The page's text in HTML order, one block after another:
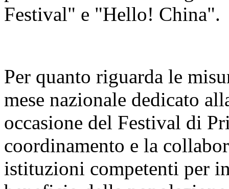
Festival" e "Hello! China".
Per quanto riguarda le
mese nazionale dedicato
occasione del Festival di
coordinamento e la
istituzioni competenti per